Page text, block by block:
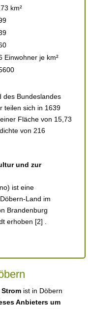
km²
Einwohner je km²
des Bundeslandes
teilen sich in 1639
Fläche von 15,73
von 216
und zur
ist eine
Land im
Brandenburg
erhoben [2] .
ist in Döbern
Anbieters um